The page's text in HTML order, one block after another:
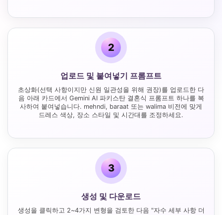
2
업로드 및 붙여넣기 프롬프트
초상화(선택 사항이지만 신원 일관성을 위해 권장)를 업로드한 다
음 아래 카드에서 Gemini AI 파키스탄 결혼식 프롬프트 하나를 복
사하여 붙여넣습니다. mehndi, baraat 또는 walima 비전에 맞게
드레스 색상, 장소 스타일 및 시간대를 조정하세요.
3
생성 및 다운로드
생성을 클릭하고 2~4가지 변형을 검토한 다음 "자수 세부 사항 더